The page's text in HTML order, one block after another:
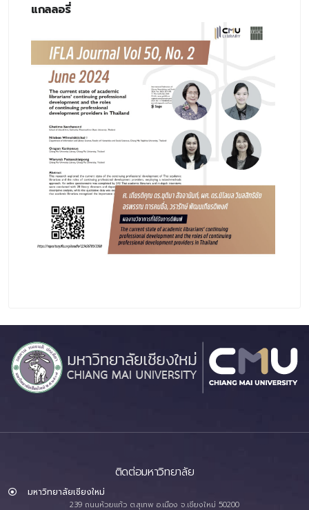
แกลลอรี่
ติดต่อมหาวิทยาลัย
มหาวิทยาลัยเชียงใหม่
239 ถนนห้วยแก้ว ต.สุเทพ อ.เมือง จ.เชียงใหม่ 50200